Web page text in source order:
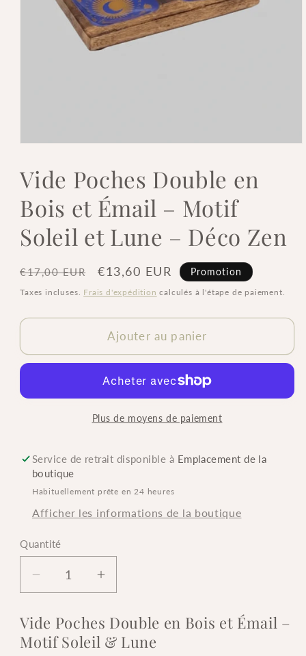
média
1
dans
une
fenêtre
modale
Vide Poches Double en
Bois et Émail – Motif
Soleil et Lune – Déco Zen
Prix
habituel
€17,00 EUR
Prix
promotionnel
€13,60 EUR Promotion
Taxes incluses. Frais d'expédition calculés à l'étape de paiement.
Ajouter au panier
Plus de moyens de paiement
Service de retrait disponible à Emplacement de la
boutique
Habituellement prête en 24 heures
Afficher les informations de la boutique
Quantité
Quantité
Réduire
la
quantité
de
Vide
Augmenter
la
quantité
de
Vide
Vide Poches Double en Bois et Émail –
Motif Soleil & Lune